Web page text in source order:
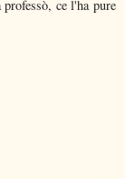
ce l'ha pure